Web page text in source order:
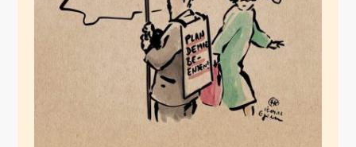
April 15, 2022